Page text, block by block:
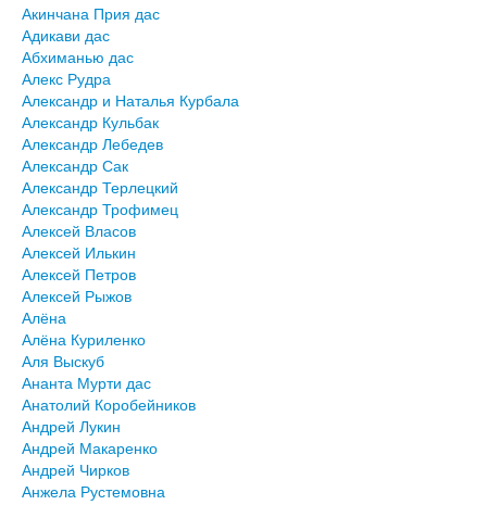
Акинчана Прия дас
Адикави дас
Абхиманью дас
Алекс Рудра
Александр и Наталья Курбала
Александр Кульбак
Александр Лебедев
Александр Сак
Александр Терлецкий
Александр Трофимец
Алексей Власов
Алексей Илькин
Алексей Петров
Алексей Рыжов
Алёна
Алёна Куриленко
Аля Выскуб
Ананта Мурти дас
Анатолий Коробейников
Андрей Лукин
Андрей Макаренко
Андрей Чирков
Анжела Рустемовна